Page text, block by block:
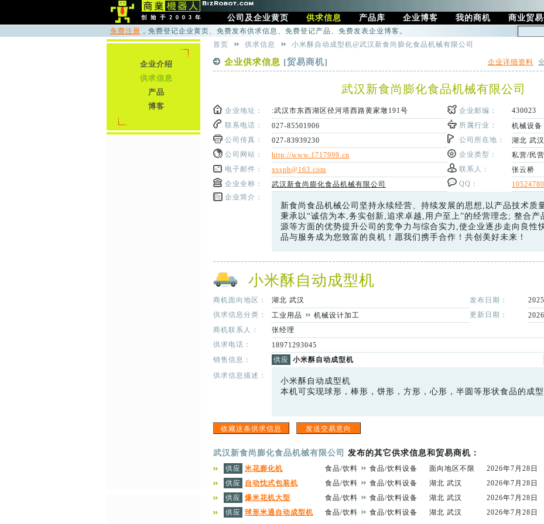
公司及企业黄页 供求信息 产品库 企业博客 我的商机 商业贸
免费注册 ，免费登记企业黄页、免费发布供求信息、免费登记产品、免费发表企业博客。
首页
供求信息 小米酥自动成型机@武汉新食尚膨化食品机械有限公司
企业供求信息 [贸易商机] 企业详细资料
武汉新食尚膨化食品机械有限公司
企业地址： :武汉市东西湖区径河塔西路黄家墩191号 企业邮编：
430023
联系电话：
027-85501906 所属行业：
机械设备
公司传真：
027-83939230 公司所在地： 湖北 武汉
公司网站：
http://www.1717999.cn 企业类型：
私营/民营
电子邮件：
xssph@163.com 联系人：
张云桥
企业全称：
武汉新食尚膨化食品机械有限公司 QQ：
企业简介：
新食尚食品机械公司坚持永续经营、持续发展的思想,以产品技术质
秉承以“诚信为本,务实创新,追求卓越,用户至上”的经营理念; 整合产
源等方面的优势提升公司的竞争力与综合实力,使企业逐步走向良性
品与服务成为您致富的良机！愿我们携手合作！共创美好未来！
小米酥自动成型机
商机面向地区： 湖北 武汉 发布日期：
供求信息分类：
工业用品 机械设计加工 更新日期：
商机联系人：
张经理
供求电话：
18971293045
销售信息：
供应 小米酥自动成型机
供求信息描述：
小米酥自动成型机
本机可实现球形，棒形，饼形，方形，心形，半圆等形状食品的成型
武汉新食尚膨化食品机械有限公司 发布的其它供求信息和贸易商机：
供应 米花膨化机 食品/饮料 食品/饮料设备 面向地区不限
2026年7月28日
供应
自动忱式包装机 食品/饮料 食品/饮料设备 湖北 武汉
2026年7月28日
供应 爆米花机大型 食品/饮料 食品/饮料设备 湖北 武汉
2026年7月28日
供应 球形米通自动成型机 食品/饮料 食品/饮料设备 湖北 武汉 2026年7月28日
企业介绍
供求信息
产品
博客